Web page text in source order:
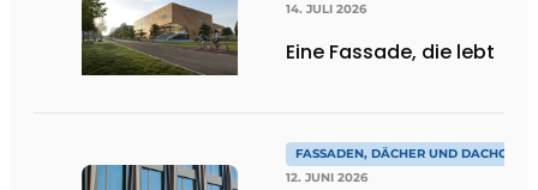
14. JULI 2026
Eine Fassade, die lebt
FASSADEN, DÄCHER UND
12. JUNI 2026